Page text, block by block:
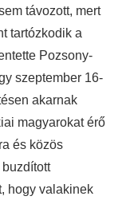
távozott, mert
tartózkodik a
Pozsony-
szeptember 16-
akarnak
magyarokat érő
és közös
hogy valakinek